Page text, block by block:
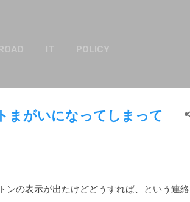
IT POLICY
まがいになってしまって
ンの表示が出たけどどうすれば、という連絡